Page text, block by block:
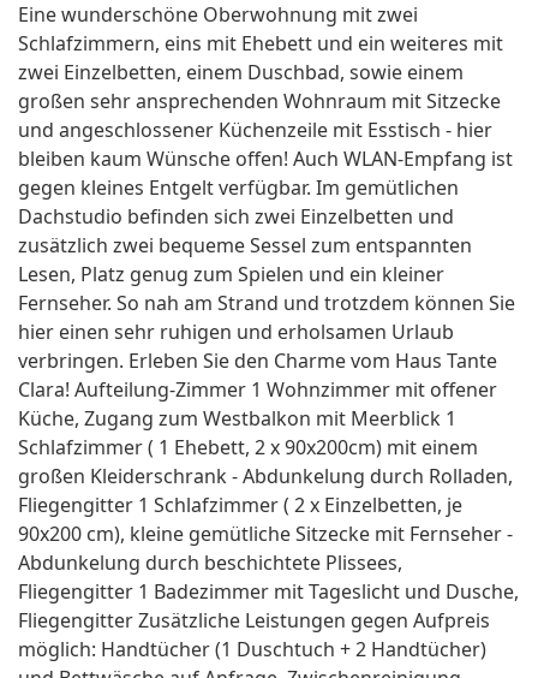
Eine wunderschöne Oberwohnung mit zwei
Schlafzimmern, eins mit Ehebett und ein weiteres mit
zwei Einzelbetten, einem Duschbad, sowie einem
großen sehr ansprechenden Wohnraum mit Sitzecke
und angeschlossener Küchenzeile mit Esstisch - hier
bleiben kaum Wünsche offen! Auch WLAN-Empfang ist
gegen kleines Entgelt verfügbar. Im gemütlichen
Dachstudio befinden sich zwei Einzelbetten und
zusätzlich zwei bequeme Sessel zum entspannten
Lesen, Platz genug zum Spielen und ein kleiner
Fernseher. So nah am Strand und trotzdem können Sie
hier einen sehr ruhigen und erholsamen Urlaub
verbringen. Erleben Sie den Charme vom Haus Tante
Clara! Aufteilung-Zimmer 1 Wohnzimmer mit offener
Küche, Zugang zum Westbalkon mit Meerblick 1
Schlafzimmer ( 1 Ehebett, 2 x 90x200cm) mit einem
großen Kleiderschrank - Abdunkelung durch Rolladen,
Fliegengitter 1 Schlafzimmer ( 2 x Einzelbetten, je
90x200 cm), kleine gemütliche Sitzecke mit Fernseher -
Abdunkelung durch beschichtete Plissees,
Fliegengitter 1 Badezimmer mit Tageslicht und Dusche,
Fliegengitter Zusätzliche Leistungen gegen Aufpreis
möglich: Handtücher (1 Duschtuch + 2 Handtücher)